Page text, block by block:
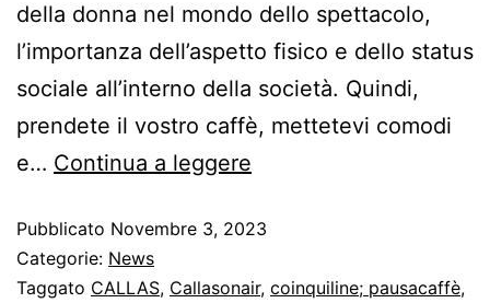
della donna nel mondo dello spettacolo,
l’importanza dell’aspetto fisico e dello status
sociale all’interno della società. Quindi,
prendete il vostro caffè, mettetevi comodi
e… Continua a leggere
Pubblicato Novembre 3, 2023
Categorie: News
Taggato CALLAS, Callasonair, coinquiline; pausacaffè,